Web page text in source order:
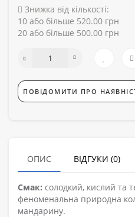
Знижка від кількості:
10 або більше 520.00 грн
20 або більше 500.00 грн
ПОВІДОМИТИ ПРО
ОПИС ВІДГУКИ (0)
Смак: солодкий, кислий та
феноменальна природна
мандарину.⁣⁣